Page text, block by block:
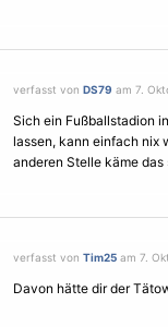
verfasst von DS79 am 7.
Sich ein Fußballstadion
lassen, kann einfach nix
anderen Stelle käme
verfasst von Tim25 am 7.
Davon hätte dir der